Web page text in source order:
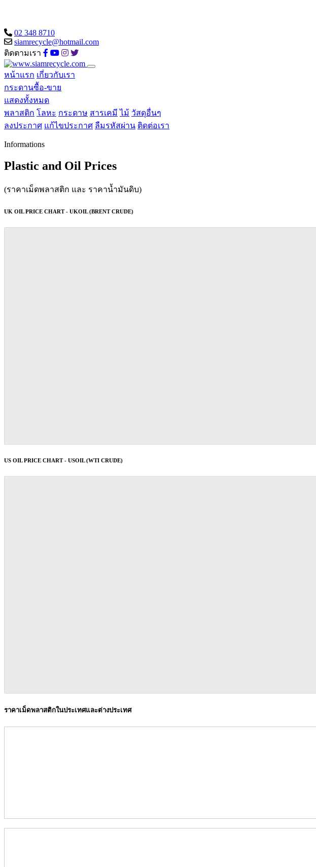
02 348 8710
siamrecycle@hotmail.com
ติดตามเรา
หน้าแรก เกี่ยวกับเรา
กระดานซื้อ-ขาย
แสดงทั้งหมด
พลาสติก โลหะ กระดาษ สารเคมี ไม้ วัสดุอื่นๆ
ลงประกาศ แก้ไขประกาศ ลืมรหัสผ่าน ติดต่อเรา
Informations
Plastic and Oil Prices
(ราคาเม็ดพลาสติก และ ราคาน้ำมันดิบ)
UK OIL PRICE CHART - UKOIL (BRENT CRUDE)
US OIL PRICE CHART - USOIL (WTI CRUDE)
ราคาเม็ดพลาสติกในประเทศและต่างประเทศ